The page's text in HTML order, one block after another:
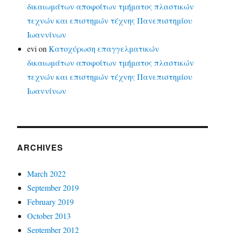
δικαιωμάτων αποφοίτων τμήματος πλαστικών
τεχνών και επιστημών τέχνης Πανεπιστημίου
Ιωαννίνων
evi onΚατοχύρωση επαγγελματικών
δικαιωμάτων αποφοίτων τμήματος πλαστικών
τεχνών και επιστημών τέχνης Πανεπιστημίου
Ιωαννίνων
ARCHIVES
March 2022
September 2019
February 2019
October 2013
September 2012